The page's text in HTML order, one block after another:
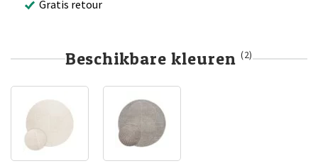
Gratis retour
Beschikbare kleuren (2)